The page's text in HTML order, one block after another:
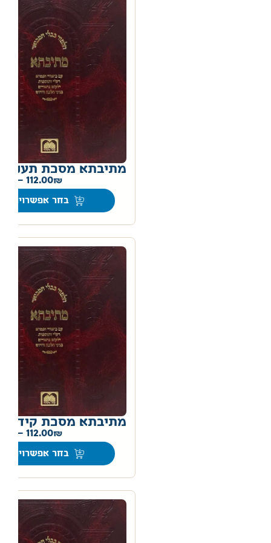
מתיבתא מסכת תענית
112.00
–
בחר אפשרויות
מתיבתא מסכת
112.00
–
בחר אפשרויות